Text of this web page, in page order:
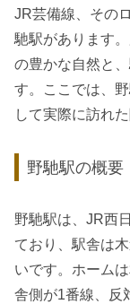
JR芸備線、その
馳駅があります
の豊かな自然と
す。ここでは、
して実際に訪れ
野馳駅の概要
野馳駅は、JR西
ており、駅舎は
いです。ホーム
舎側が1番線、反